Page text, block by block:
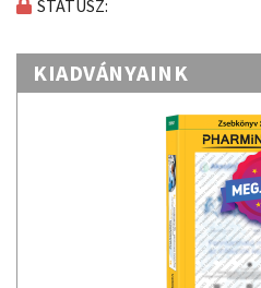
STÁTUSZ:
KIADVÁNYAINK